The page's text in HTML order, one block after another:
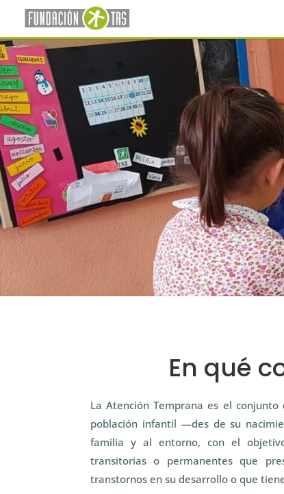
En qué
La Atención Temprana es el
población infantil —des de su
familia y al entorno, con el
transitorias o permanentes que
transtornos en su desarrollo o que